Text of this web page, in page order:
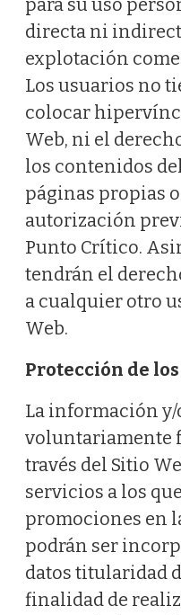
para su uso
directa ni
explotación
Los usuarios no
colocar
Web, ni el
los contenidos
páginas propias
autorización
Punto Crítico.
tendrán el
a cualquier otro
Web.
Protección de
La información y/
voluntariamente
través del Sitio
servicios a los
promociones en
podrán ser
datos titularidad
finalidad de